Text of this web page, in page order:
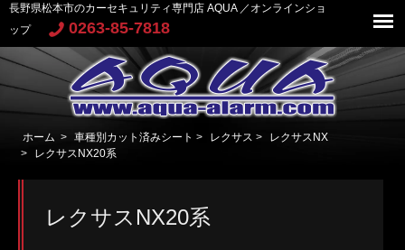
長野県松本市のカーセキュリティ専門店 AQUA ／オンラインショ
ップ
0263-85-7818
ホーム > 車種別カット済みシート > レクサス >
レクサスNX
>
レクサスNX20系
レクサスNX20系